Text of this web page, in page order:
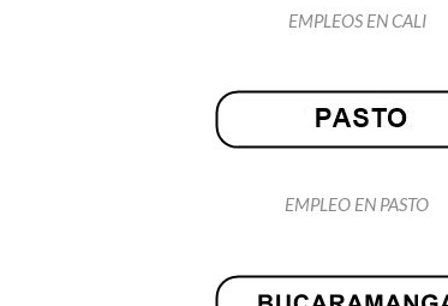
EMPLEOS EN CALI
EMPLEO EN PASTO